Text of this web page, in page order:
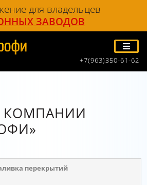
для владельцев
ЗАВОДОВ
+7(963)350-61-62
перекрытий